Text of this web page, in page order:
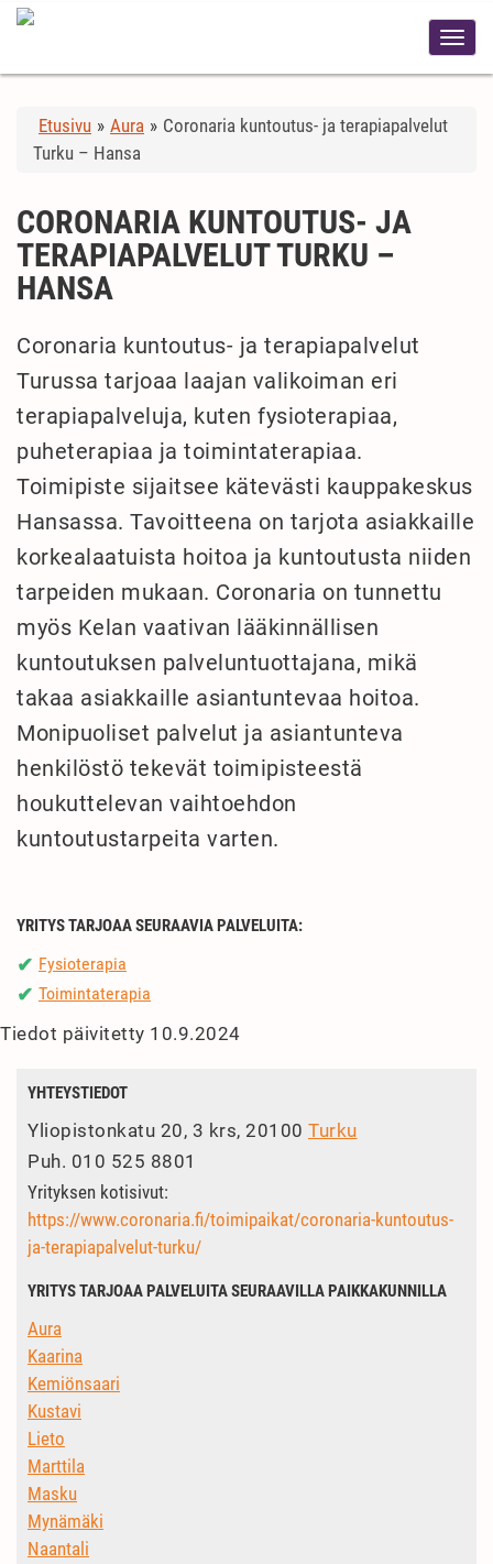
Etusivu » Aura » Coronaria kuntoutus- ja terapiapalvelut
Turku – Hansa
CORONARIA KUNTOUTUS- JA
TERAPIAPALVELUT TURKU –
HANSA
Coronaria kuntoutus- ja terapiapalvelut
Turussa tarjoaa laajan valikoiman eri
terapiapalveluja, kuten fysioterapiaa,
puheterapiaa ja toimintaterapiaa.
Toimipiste sijaitsee kätevästi kauppakeskus
Hansassa. Tavoitteena on tarjota asiakkaille
korkealaatuista hoitoa ja kuntoutusta niiden
tarpeiden mukaan. Coronaria on tunnettu
myös Kelan vaativan lääkinnällisen
kuntoutuksen palveluntuottajana, mikä
takaa asiakkaille asiantuntevaa hoitoa.
Monipuoliset palvelut ja asiantunteva
henkilöstö tekevät toimipisteestä
houkuttelevan vaihtoehdon
kuntoutustarpeita varten.
YRITYS TARJOAA SEURAAVIA PALVELUITA:
✔ Fysioterapia
✔ Toimintaterapia
Tiedot päivitetty 10.9.2024
YHTEYSTIEDOT
Yliopistonkatu 20, 3 krs, 20100 Turku
Puh. 010 525 8801
Yrityksen kotisivut:
https://www.coronaria.fi/toimipaikat/coronaria-kuntoutus-
ja-terapiapalvelut-turku/
YRITYS TARJOAA PALVELUITA SEURAAVILLA PAIKKAKUNNILLA
Aura
Kaarina
Kemiönsaari
Kustavi
Lieto
Marttila
Masku
Mynämäki
Naantali